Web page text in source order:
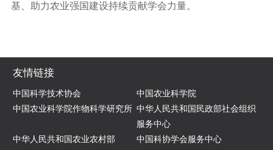
基、助力农业强国建设持续贡献学会力量。
友情链接
中国科学技术协会
中国农业科学院
中国农业科学院作物科学研究所 中华人民共和国民政部社会组织
服务中心
中华人民共和国农业农村部
中国科协学会服务中心